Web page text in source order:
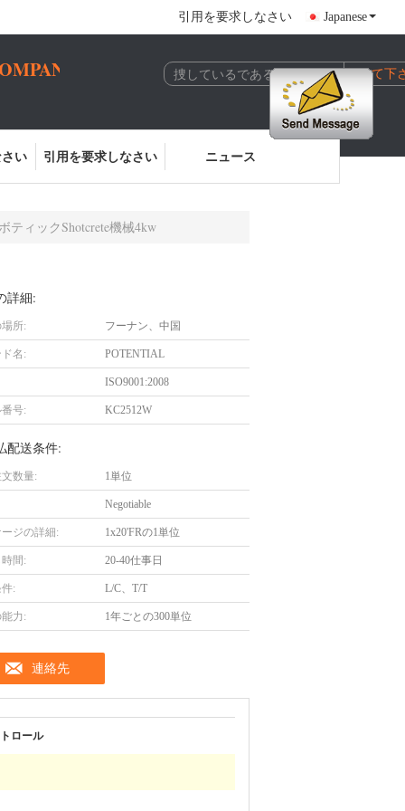
引用を要求しなさい Japanese
い 引用を要求しなさい ニュース
ィックShotcrete機械4kw
詳細:
所: フーナン、中国
名: POTENTIAL
ISO9001:2008
号: KC2512W
配送条件:
数量: 1単位
Negotiable
ジの詳細: 1x20'FRの1単位
間: 20-40仕事日
: L/C、T/T
力: 1年ごとの300単位
連絡先
ロール